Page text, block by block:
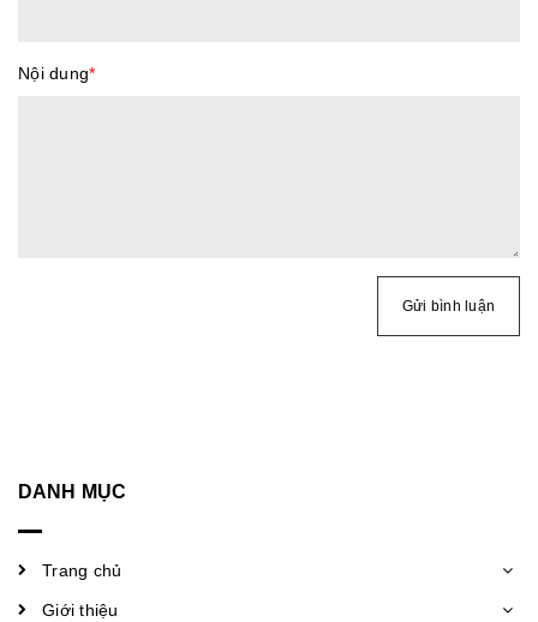
Nội dung*
Gửi bình luận
DANH MỤC
Trang chủ
Giới thiệu